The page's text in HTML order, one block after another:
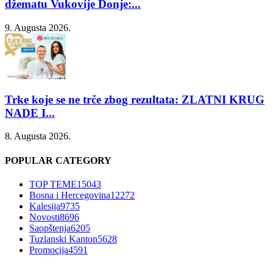
džematu Vukovije Donje:...
9. Augusta 2026.
Trke koje se ne trče zbog rezultata: ZLATNI KRUG
NADE I...
8. Augusta 2026.
POPULAR CATEGORY
TOP TEME15043
Bosna i Hercegovina12272
Kalesija9735
Novosti8696
Saopštenja6205
Tuzlanski Kanton5628
Promocija4591